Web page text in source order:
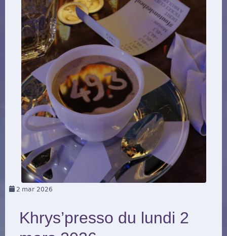
2 mar 2026
Khrys’presso du lundi 2